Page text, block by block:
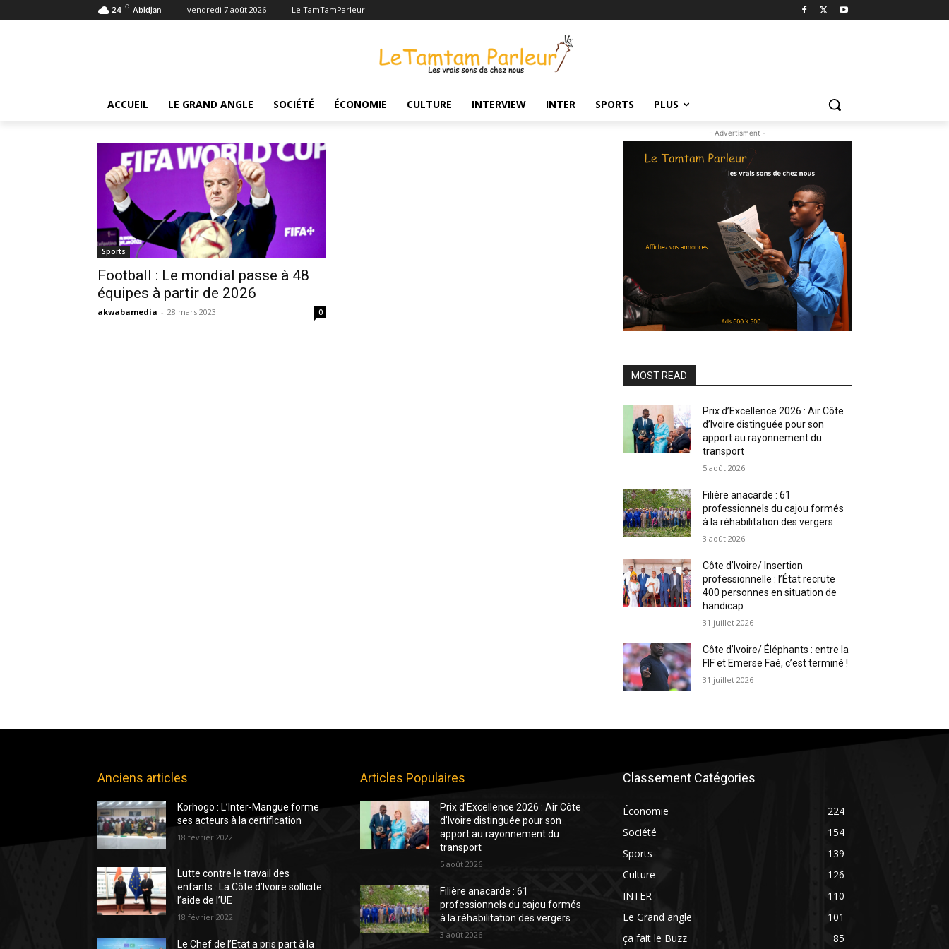
24 C Abidjan vendredi 7 août 2026 Le TamTamParleur
ACCUEIL LE GRAND ANGLE SOCIÉTÉ ÉCONOMIE CULTURE INTERVIEW INTER SPORTS PLUS
Tags 48 equipes
Sports
Football : Le mondial passe à 48
équipes à partir de 2026
akwabamedia - 28 mars 2023 0
- Advertisment -
MOST READ
Prix d’Excellence 2026 : Air Côte
d’Ivoire distinguée pour son
apport au rayonnement du
transport
5 août 2026
Filière anacarde : 61
professionnels du cajou formés
à la réhabilitation des vergers
3 août 2026
Côte d’Ivoire/ Insertion
professionnelle : l’État recrute
400 personnes en situation de
handicap
31 juillet 2026
Côte d’Ivoire/ Éléphants : entre la
FIF et Emerse Faé, c’est terminé !
31 juillet 2026
Anciens articles
Korhogo : L’Inter-Mangue forme
ses acteurs à la certification
18 février 2022
Lutte contre le travail des
enfants : La Côte d’Ivoire sollicite
l’aide de l’UE
18 février 2022
Le Chef de l’Etat a pris part à la
Articles Populaires
Prix d’Excellence 2026 : Air Côte
d’Ivoire distinguée pour son
apport au rayonnement du
transport
5 août 2026
Filière anacarde : 61
professionnels du cajou formés
à la réhabilitation des vergers
3 août 2026
Classement Catégories
Économie
224
Société
154
Sports
139
Culture
126
INTER
110
Le Grand angle
101
ça fait le Buzz
85